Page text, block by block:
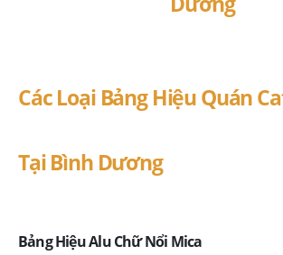
Các Loại Bảng Hiệu Quán
Tại Bình Dương
Bảng Hiệu Alu Chữ Nổi Mica